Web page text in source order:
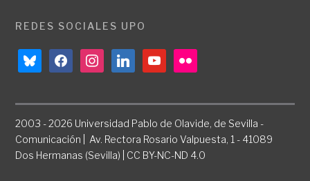
REDES SOCIALES UPO
blueskyfacebookinstagramlinkedinyoutubeflickr
2003 - 2026 Universidad Pablo de Olavide, de Sevilla -
Comunicación | Av. Rectora Rosario Valpuesta, 1 - 41089
Dos Hermanas (Sevilla) | CC BY-NC-ND 4.0